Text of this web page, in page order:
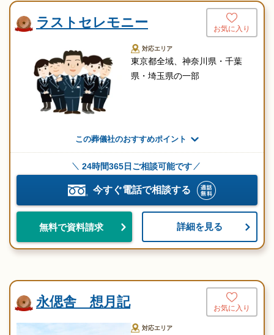
ラストセレモニー お気に入り
対応エリア
東京都全域、神奈川県・千葉
県・埼玉県の一部
この葬儀社のおすすめポイント
24時間365日ご相談可能です
今すぐ電話で相談する
無料で資料請求 詳細を見る
永偲舎 想月記 お気に入り
対応エリア